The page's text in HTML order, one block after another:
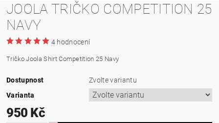
JOOLA TRIČKO COMPETITION 25
NAVY
4 hodnocení
Tričko Joola Shirt Competition 25 Navy
Dostupnost
Zvolte variantu
Varianta
950 Kč